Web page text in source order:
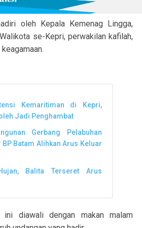
oleh Kepala Kemenag Lingga,
se-Kepri, perwakilan kafilah,
Kemaritiman di Kepri,
Jadi Penghambat
Gerbang Pelabuhan
BP Batam Alihkan Arus Keluar
Balita Terseret Arus
ini diawali dengan makan malam